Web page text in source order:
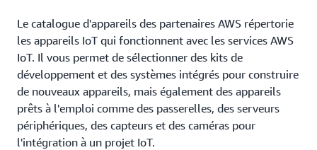
Le catalogue d'appareils des partenaires AWS répertorie
les appareils IoT qui fonctionnent avec les services AWS
IoT. Il vous permet de sélectionner des kits de
développement et des systèmes intégrés pour construire
de nouveaux appareils, mais également des appareils
prêts à l'emploi comme des passerelles, des serveurs
périphériques, des capteurs et des caméras pour
l'intégration à un projet IoT.